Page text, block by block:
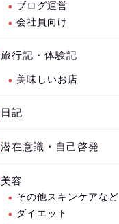
ブログ運営
会社員向け
旅行記・体験記
美味しいお店
日記
潜在意識・自己啓発
美容
その他スキンケアなど
ダイエット